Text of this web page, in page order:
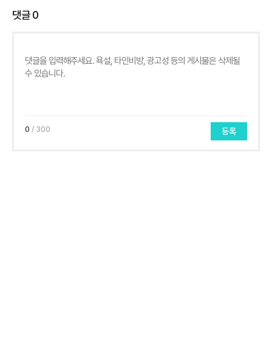
댓글0
0 / 300 등록